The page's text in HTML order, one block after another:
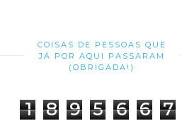
COISAS DE PESSOAS QUE
JÁ POR AQUI PASSARAM
(OBRIGADA!)
1 8 9 5 6 6 7